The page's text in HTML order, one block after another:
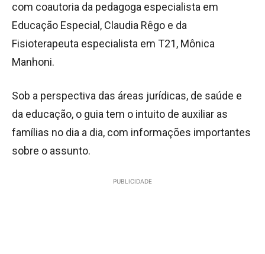
com coautoria da pedagoga especialista em
Educação Especial, Claudia Rêgo e da
Fisioterapeuta especialista em T21, Mônica
Manhoni.
Sob a perspectiva das áreas jurídicas, de saúde e
da educação, o guia tem o intuito de auxiliar as
famílias no dia a dia, com informações importantes
sobre o assunto.
PUBLICIDADE